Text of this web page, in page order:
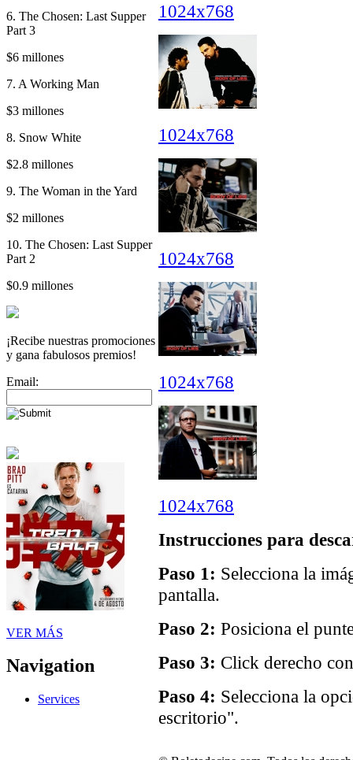
6. The Chosen: Last Supper
Part 3
$6 millones
7. A Working Man
$3 millones
8. Snow White
$2.8 millones
9. The Woman in the Yard
$2 millones
10. The Chosen: Last Supper
Part 2
$0.9 millones
¡Recibe nuestras promociones
y gana fabulosos premios!
Email:
VER MÁS
Navigation
Services
1024x768
1024x768
1024x768
1024x768
1024x768
Instrucciones para
Paso 1: Selecciona la
pantalla.
Paso 2: Posiciona el
Paso 3: Click derecho
Paso 4: Selecciona la
escritorio".